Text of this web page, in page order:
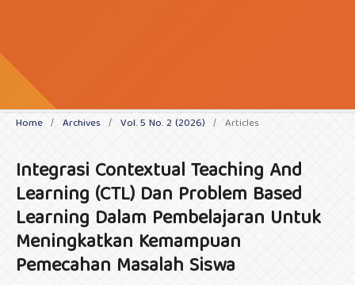
Home / Archives / Vol. 5 No. 2 (2026) / Articles
Integrasi Contextual Teaching And
Learning (CTL) Dan Problem Based
Learning Dalam Pembelajaran Untuk
Meningkatkan Kemampuan
Pemecahan Masalah Siswa